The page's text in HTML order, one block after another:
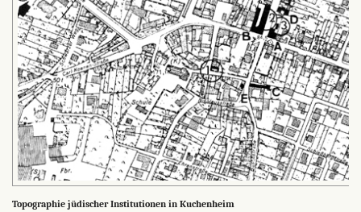
Topographie jüdischer Institutionen in Kuchenheim